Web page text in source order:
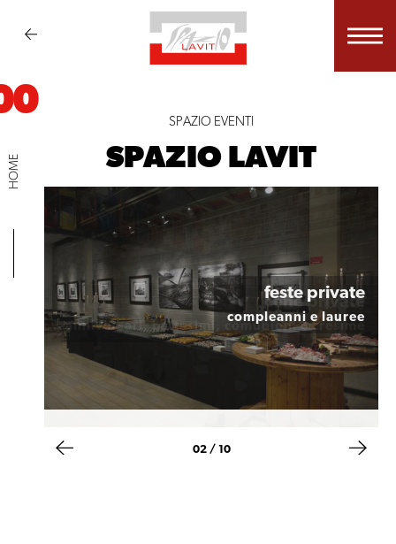
HOME
SPAZIO EVENTI
SPAZIO LAVIT
feste private
compleanni e lauree
cene private
anniversari, battesimi, comunioni e cresime
02 / 10